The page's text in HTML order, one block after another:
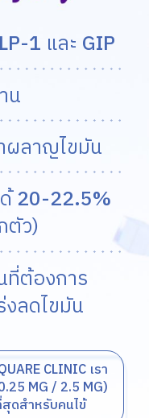
1 และ GIP
น
ผลาญไขมัน
20-22.5%
ตัว)
ที่ต้องการ
งลดไขมัน
CLINIC เรา
MG / 2.5 MG)
ดสำหรับคนไข้